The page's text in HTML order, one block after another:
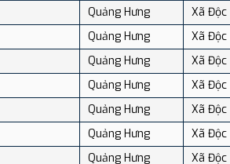
Quảng Hưng
Xã Độc
Quảng Hưng
Xã Độc
Quảng Hưng
Xã Độc
Quảng Hưng
Xã Độc
Quảng Hưng
Xã Độc
Quảng Hưng
Xã Độc
Quảng Hưng
Xã Độc